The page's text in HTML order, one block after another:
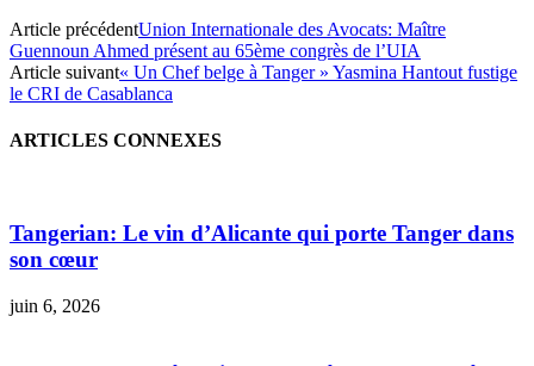
Article précédentUnion Internationale des Avocats: Maître
Guennoun Ahmed présent au 65ème congrès de l’UIA
Article suivant« Un Chef belge à Tanger » Yasmina Hantout fustige
le CRI de Casablanca
ARTICLES CONNEXES
Tangerian: Le vin d’Alicante qui porte Tanger dans
son cœur
juin 6, 2026